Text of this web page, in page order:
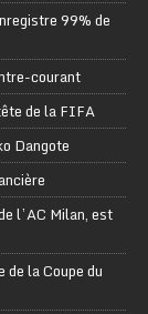
99% de
courant
de la FIFA
Dangote
l’AC Milan, est
la Coupe du